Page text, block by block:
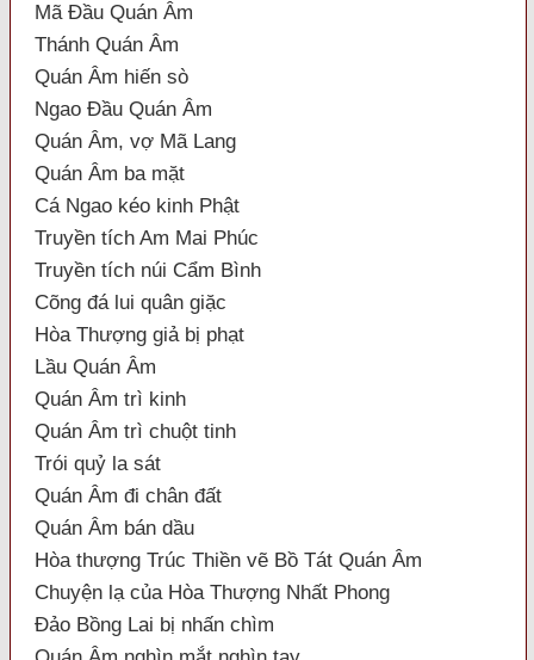
Mã Đầu Quán Âm
Thánh Quán Âm
Quán Âm hiến sò
Ngao Đầu Quán Âm
Quán Âm, vợ Mã Lang
Quán Âm ba mặt
Cá Ngao kéo kinh Phật
Truyền tích Am Mai Phúc
Truyền tích núi Cẩm Bình
Cõng đá lui quân giặc
Hòa Thượng giả bị phạt
Lầu Quán Âm
Quán Âm trì kinh
Quán Âm trì chuột tinh
Trói quỷ la sát
Quán Âm đi chân đất
Quán Âm bán dầu
Hòa thượng Trúc Thiền vẽ Bồ Tát Quán Âm
Chuyện lạ của Hòa Thượng Nhất Phong
Đảo Bồng Lai bị nhấn chìm